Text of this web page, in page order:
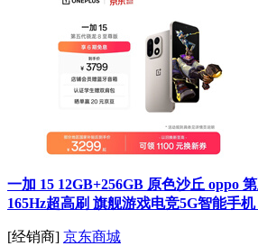
一加 15 12GB+256GB 原色沙丘 oppo
165Hz超高刷 旗舰游戏电竞5G智能手
[经销商] 京东商城